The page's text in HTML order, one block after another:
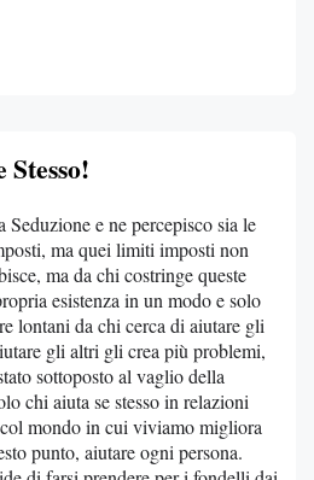
e ne percepisco sia le
ma quei limiti imposti non
ma da chi costringe queste
esistenza in un modo e solo
lontani da chi cerca di aiutare gli
gli altri gli crea più problemi,
sottoposto al vaglio della
chi aiuta se stesso in relazioni
mondo in cui viviamo migliora
punto, aiutare ogni persona.